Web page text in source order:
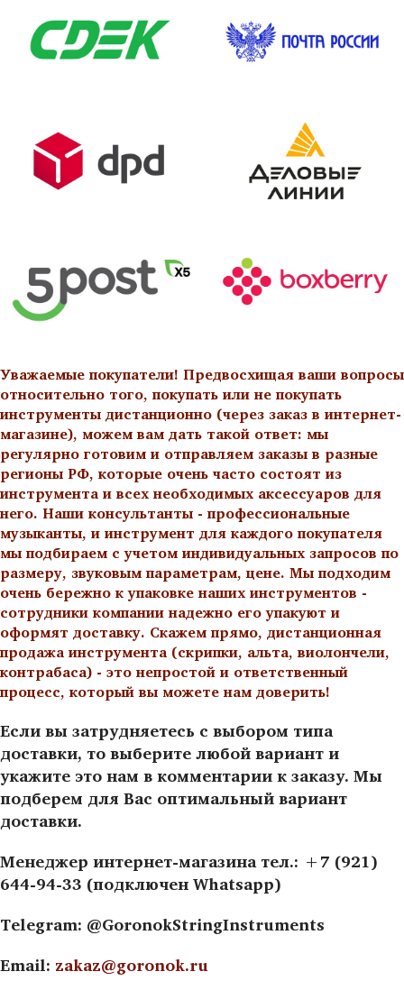
Уважаемые покупатели! Предвосхищая ваши вопросы
относительно того, покупать или не покупать
инструменты дистанционно (через заказ в интернет-
магазине), можем вам дать такой ответ: мы
регулярно готовим и отправляем заказы в разные
регионы РФ, которые очень часто состоят из
инструмента и всех необходимых аксессуаров для
него. Наши консультанты - профессиональные
музыканты, и инструмент для каждого покупателя
мы подбираем с учетом индивидуальных запросов по
размеру, звуковым параметрам, цене. Мы подходим
очень бережно к упаковке наших инструментов -
сотрудники компании надежно его упакуют и
оформят доставку. Скажем прямо, дистанционная
продажа инструмента (скрипки, альта, виолончели,
контрабаса) - это непростой и ответственный
процесс, который вы можете нам доверить!
Если вы затрудняетесь с выбором типа
доставки, то выберите любой вариант и
укажите это нам в комментарии к заказу. Мы
подберем для Вас оптимальный вариант
доставки.
Менеджер интернет-магазина тел.: +7 (921)
644-94-33 (подключен Whatsapp)
Telegram: @GoronokStringInstruments
Email: zakaz@goronok.ru